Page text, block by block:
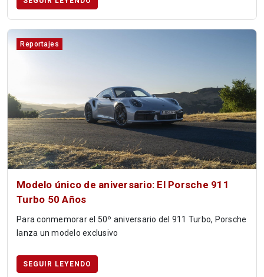
Reportajes
Modelo único de aniversario: El Porsche 911
Turbo 50 Años
Para conmemorar el 50º aniversario del 911 Turbo, Porsche
lanza un modelo exclusivo
SEGUIR LEYENDO